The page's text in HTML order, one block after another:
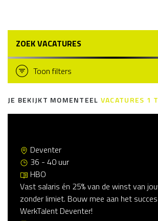
ZOEK VACATURES
Toon filters
JE BEKIJKT MOMENTEEL VACATURES 1
Deventer
36 - 40 uur
HBO
Vast salaris én 25% van de winst van
zonder limiet. Bouw mee aan het
WerkTalent Deventer!